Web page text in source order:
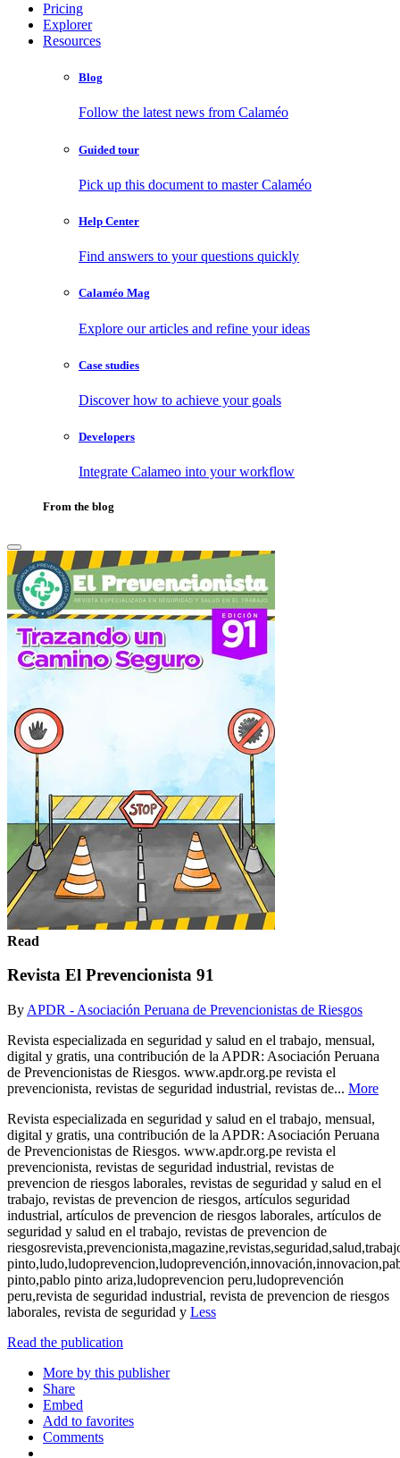
Pricing
Explorer
Resources
Blog
Follow the latest news from Calaméo
Guided tour
Pick up this document to master Calaméo
Help Center
Find answers to your questions quickly
Calaméo Mag
Explore our articles and refine your ideas
Case studies
Discover how to achieve your goals
Developers
Integrate Calameo into your workflow
From the blog
Read
Revista El Prevencionista 91
By APDR - Asociación Peruana de Prevencionistas de Riesgos
Revista especializada en seguridad y salud en el trabajo, mensual,
digital y gratis, una contribución de la APDR: Asociación Peruana
de Prevencionistas de Riesgos. www.apdr.org.pe revista el
prevencionista, revistas de seguridad industrial, revistas de... More
Revista especializada en seguridad y salud en el trabajo, mensual,
digital y gratis, una contribución de la APDR: Asociación Peruana
de Prevencionistas de Riesgos. www.apdr.org.pe revista el
prevencionista, revistas de seguridad industrial, revistas de
prevencion de riesgos laborales, revistas de seguridad y salud en el
trabajo, revistas de prevencion de riesgos, artículos seguridad
industrial, artículos de prevencion de riesgos laborales, artículos de
seguridad y salud en el trabajo, revistas de prevencion de
pinto,pablo pinto ariza,ludoprevencion peru,ludoprevención
peru,revista de seguridad industrial, revista de prevencion de riesgos
laborales, revista de seguridad y Less
Read the publication
More by this publisher
Share
Embed
Add to favorites
Comments